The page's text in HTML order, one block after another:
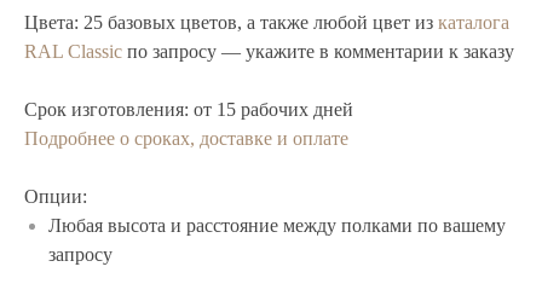
Цвета: 25 базовых цветов, а также любой цвет из каталога
RAL Classic по запросу — укажите в комментарии к заказу
Срок изготовления: от 15 рабочих дней
Подробнее о сроках, доставке и оплате
Опции:
Любая высота и расстояние между полками по вашему
запросу